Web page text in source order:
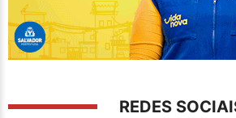
REDES